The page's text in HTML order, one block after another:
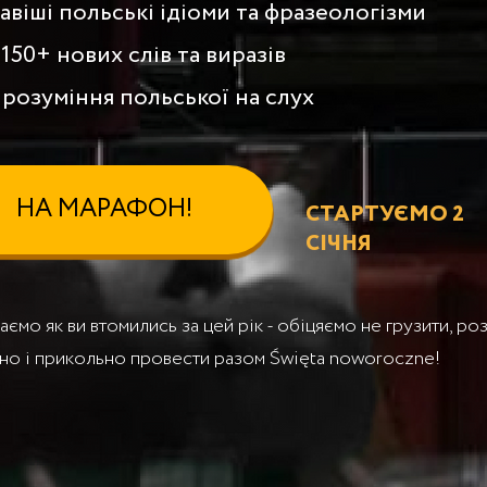
НА МАРАФОН!
СТАРТУЄМО 2
СІЧНЯ
як ви втомились за цей рік - обіцяємо не грузити,
і прикольно провести разом Święta noworoczne!
польські ідіоми та фразеологізми
нових слів та виразів
польської на слух